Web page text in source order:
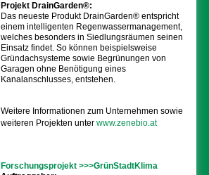
Projekt DrainGarden®:
Das neueste Produkt DrainGarden® entspricht
einem intelligenten Regenwassermanagement,
welches besonders in Siedlungsräumen seinen
Einsatz findet. So können beispielsweise
Gründachsysteme sowie Begrünungen von
Garagen ohne Benötigung eines
Kanalanschlusses, entstehen.
Weitere Informationen zum Unternehmen sowie
weiteren Projekten unterwww.zenebio.at
Forschungsprojekt >>>GrünStadtKlima